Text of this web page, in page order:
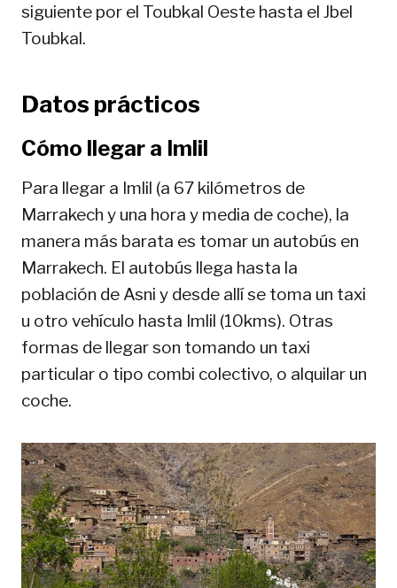
siguiente por el Toubkal Oeste hasta el Jbel
Toubkal.
Datos prácticos
Cómo llegar a Imlil
Para llegar a Imlil (a 67 kilómetros de
Marrakech y una hora y media de coche), la
manera más barata es tomar un autobús en
Marrakech. El autobús llega hasta la
población de Asni y desde allí se toma un taxi
u otro vehículo hasta Imlil (10kms). Otras
formas de llegar son tomando un taxi
particular o tipo combi colectivo, o alquilar un
coche.